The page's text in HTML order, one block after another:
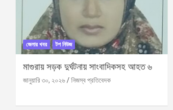
জেলার খবর টপ নিউজ
মাগুরায় সড়ক দুর্ঘটনায় সাংবাদিকসহ আহত ৬
জানুয়ারি ৩০, ২০২৬ নিজস্ব প্রতিবেদক